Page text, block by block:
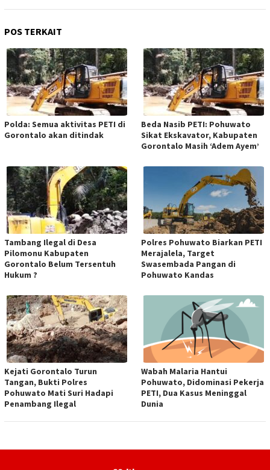
POS TERKAIT
Polda: Semua aktivitas PETI di
Gorontalo akan ditindak
Beda Nasib PETI: Pohuwato
Sikat Ekskavator, Kabupaten
Gorontalo Masih ‘Adem Ayem’
Tambang Ilegal di Desa
Pilomonu Kabupaten
Gorontalo Belum Tersentuh
Hukum ?
Polres Pohuwato Biarkan PETI
Merajalela, Target
Swasembada Pangan di
Pohuwato Kandas
Kejati Gorontalo Turun
Tangan, Bukti Polres
Pohuwato Mati Suri Hadapi
Penambang Ilegal
Wabah Malaria Hantui
Pohuwato, Didominasi Pekerja
PETI, Dua Kasus Meninggal
Dunia